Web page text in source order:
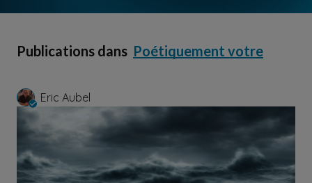
Publications dans Poétiquement votre
Eric Aubel